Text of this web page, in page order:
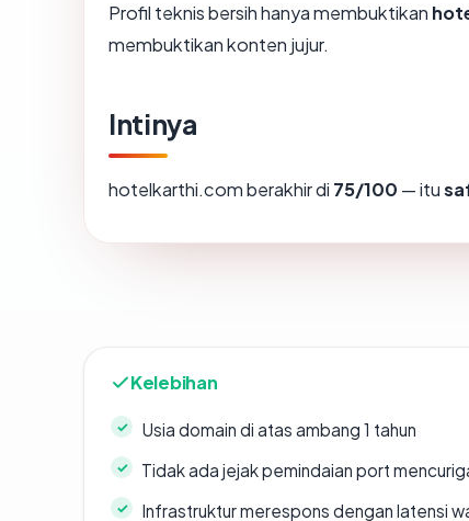
Profil teknis bersih hanya membuktikan
membuktikan konten jujur.
Intinya
hotelkarthi.com berakhir di 75/100 — itu
Kelebihan
Usia domain di atas ambang 1 tahun
Tidak ada jejak pemindaian port
Infrastruktur merespons dengan latensi